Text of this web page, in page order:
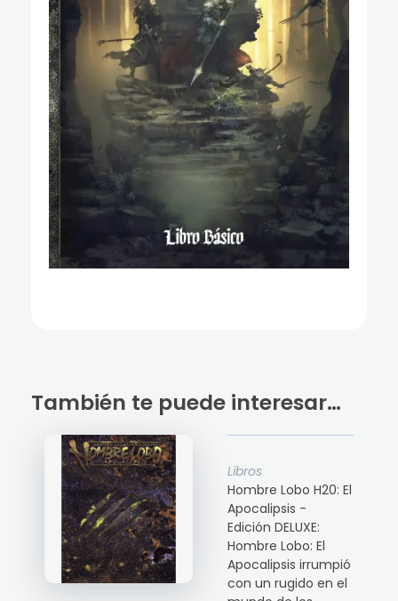
También te puede interesar…
Libros
Hombre Lobo H20: El
Apocalipsis -
Edición DELUXE:
Hombre Lobo: El
Apocalipsis irrumpió
con un rugido en el